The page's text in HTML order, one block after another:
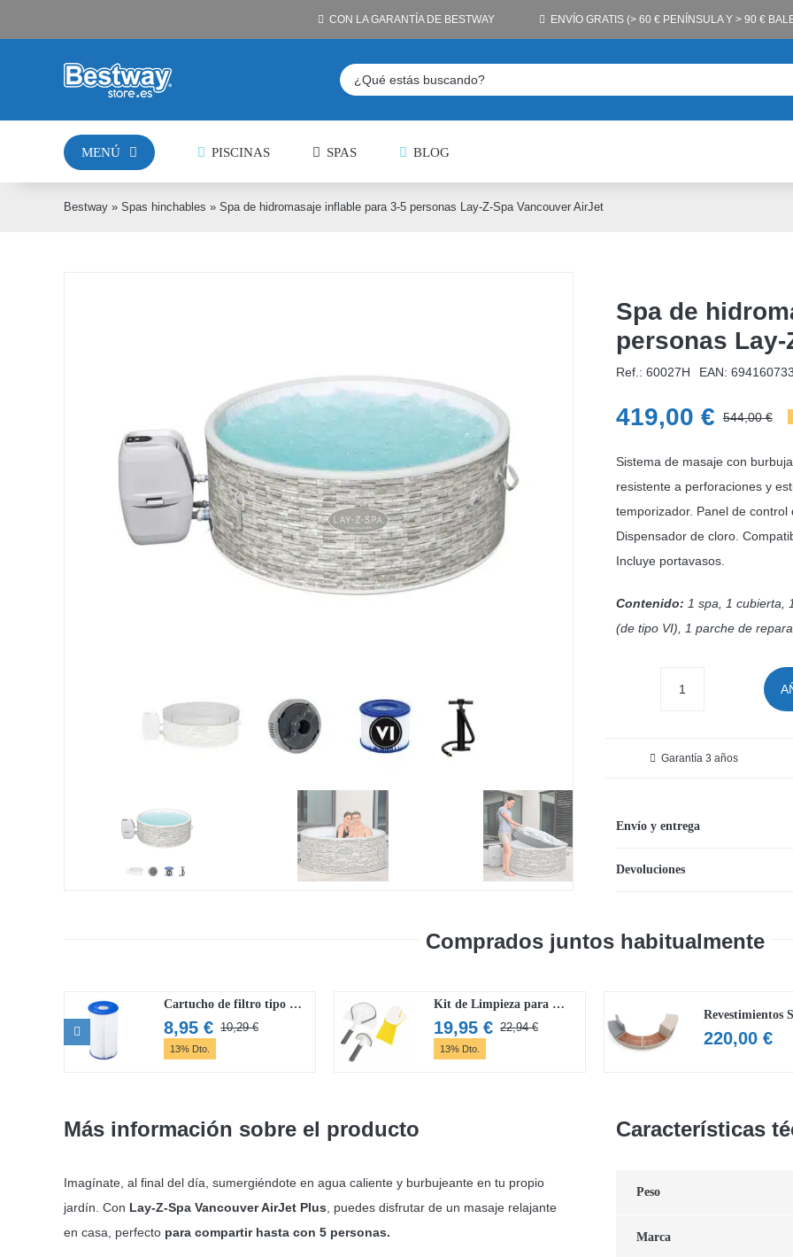
al
PISCINAS SPAS BLOG
MENÚ
CON LA GARANTÍA DE BESTWAY ENVÍO GRATIS (> 60 € PENÍNSULA Y > 90 €
Buscar:
Bestway» Spas hinchables » Spa de hidromasaje inflable para 3-5 personas Lay-Z-Spa Vancouver AirJet
Spa de
personas
Ref.: 60027H EAN:
544,00€
419,00 €
Sistema de masaje con
resistente a perforaciones y
temporizador. Panel de
Dispensador de cloro.
Incluye portavasos.
Contenido: 1 spa, 1 cubierta,
(de tipo VI), 1 parche de
hidromasaje
3-
personas
Spa
cantidad
Garantía 3 años
Envío y entrega
Devoluciones
Comprados juntos habitualmente
Cartucho de filtro tipo IV Flowclear
10,29€El
10,29 €.
8,95€
El
8,95 €.
13% Dto.
Kit de Limpieza para Lay- Z-Spa Bestway
22,94€El
19,95€
El
13% Dto.
220,00€
Más información sobre el producto
Imagínate, al final del día, sumergiéndote en agua caliente y burbujeante en tu propio
jardín. Con Lay-Z-Spa Vancouver AirJet Plus , puedes disfrutar de un masaje relajante
en casa, perfecto para compartir hasta con 5 personas.
Características
Peso
Marca